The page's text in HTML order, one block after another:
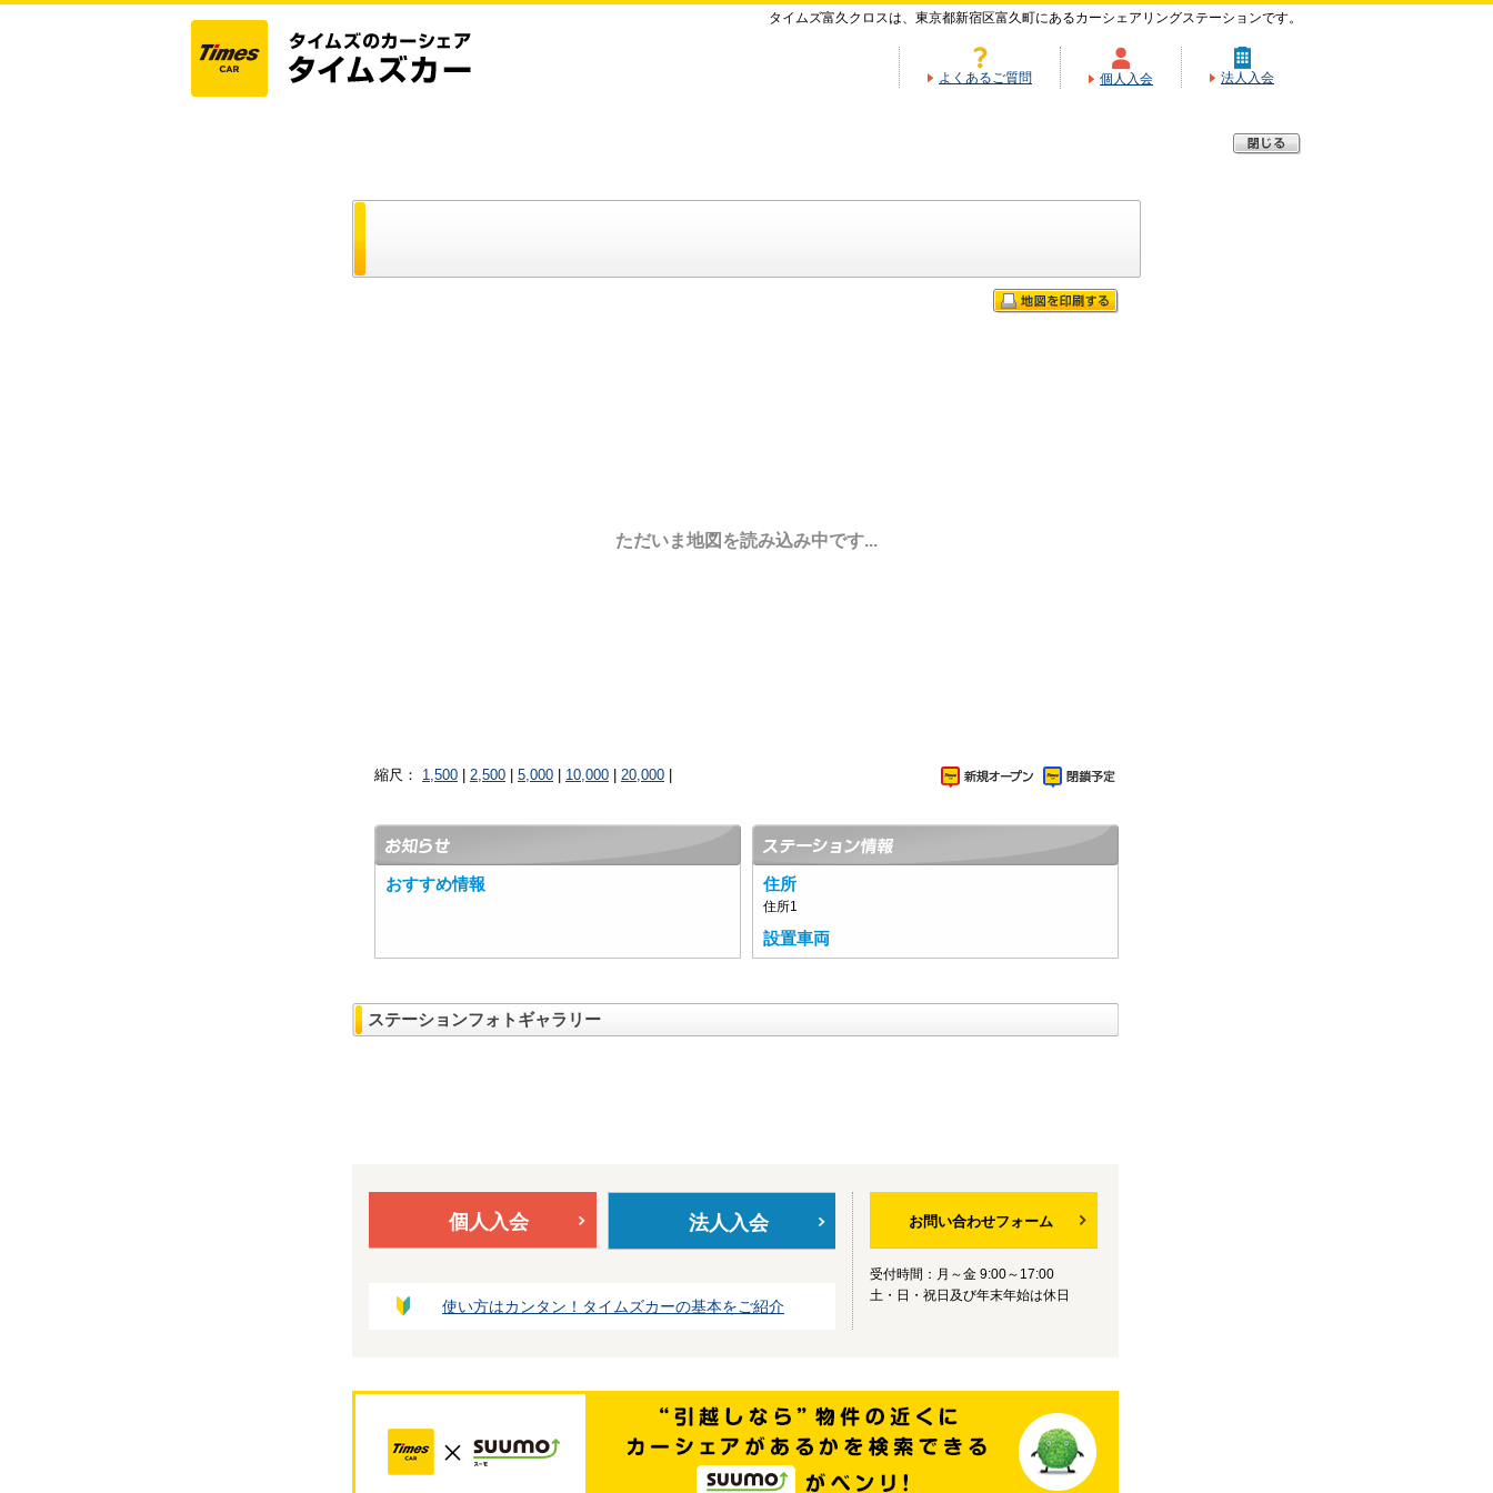
タイムズ富久クロスは、東京都新宿区富久町にあるカーシェアリングステーションです。
よくあるご質問 個人入会 法人入会
ただいま地図を読み込み中です...
縮尺： 1,500 2,500 5,000 10,000 20,000
おすすめ情報 住所
住所1
設置車両
ステーションフォトギャラリー
個人入会 法人入会
使い方はカンタン！タイムズカーの基本をご紹介
お問い合わせフォーム
受付時間：月～金 9:00～17:00
土・日・祝日及び年末年始は休日